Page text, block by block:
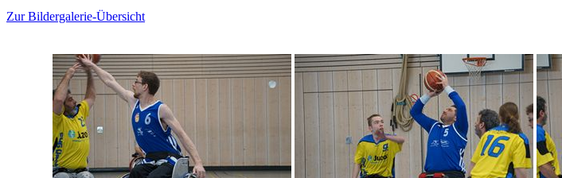
Zur Bildergalerie-Übersicht